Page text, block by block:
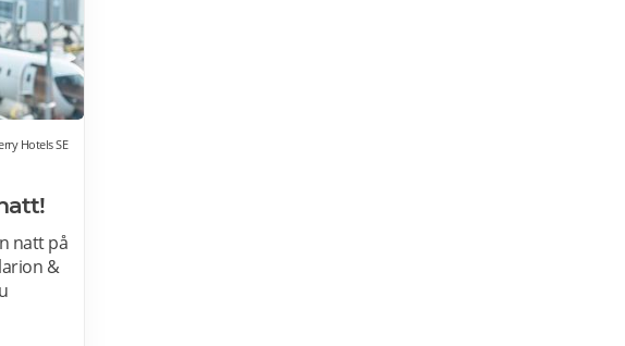
Hotels SE
natt på
&